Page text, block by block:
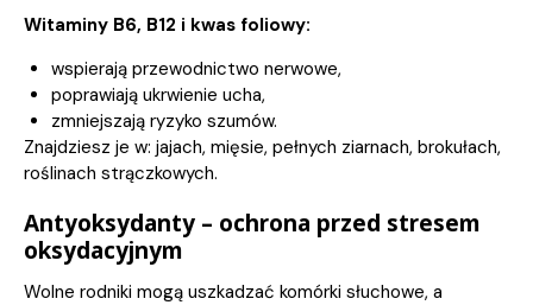
Witaminy B6, B12 i kwas foliowy:
wspierają przewodnictwo nerwowe,
poprawiają ukrwienie ucha,
zmniejszają ryzyko szumów.
Znajdziesz je w: jajach, mięsie, pełnych ziarnach, brokułach,
roślinach strączkowych.
Antyoksydanty – ochrona przed stresem
oksydacyjnym
Wolne rodniki mogą uszkadzać komórki słuchowe, a